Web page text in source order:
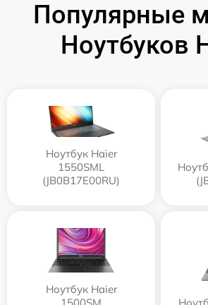
Популярные
Ноутбуков
Ноутбук Haier
1550SML
(JB0B17E00RU)
Ноутбук Haier
1500SM